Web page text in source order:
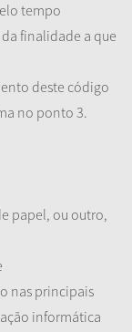
tempo
finalidade a que
deste código
no ponto 3.
papel, ou outro,
nas principais
informática